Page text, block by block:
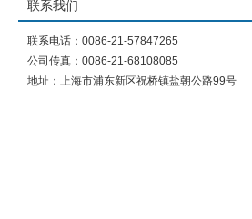
联系我们
联系电话：0086-21-57847265
公司传真：0086-21-68108085
地址：上海市浦东新区祝桥镇盐朝公路99号